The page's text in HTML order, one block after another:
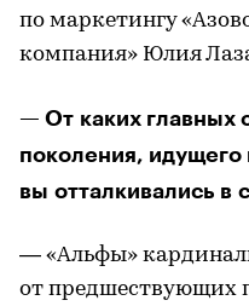
по маркетингу
компания» Юлия
— От каких главных
поколения,
вы отталкивались в
— «Альфы»
от предшествующих